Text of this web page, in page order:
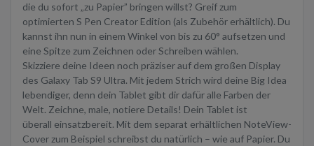
die du sofort „zu Papier” bringen willst? Greif zum
optimierten S Pen Creator Edition (als Zubehör erhältlich). Du
kannst ihn nun in einem Winkel von bis zu 60° aufsetzen und
eine Spitze zum Zeichnen oder Schreiben wählen.
Skizziere deine Ideen noch präziser auf dem großen Display
des Galaxy Tab S9 Ultra. Mit jedem Strich wird deine Big Idea
lebendiger, denn dein Tablet gibt dir dafür alle Farben der
Welt. Zeichne, male, notiere Details! Dein Tablet ist
überall einsatzbereit. Mit dem separat erhältlichen NoteView-
Cover zum Beispiel schreibst du natürlich – wie auf Papier. Du